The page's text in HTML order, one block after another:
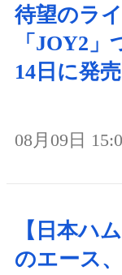
待望のラ
「JOY2」
14日に発売
08月09日
【日本ハ
のエース